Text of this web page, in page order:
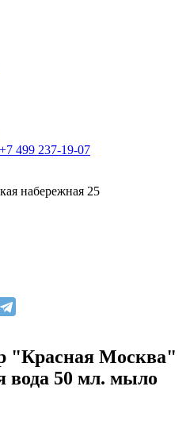
+7 499 237-19-07
набережная 25
"Красная Москва"
50 мл. мыло